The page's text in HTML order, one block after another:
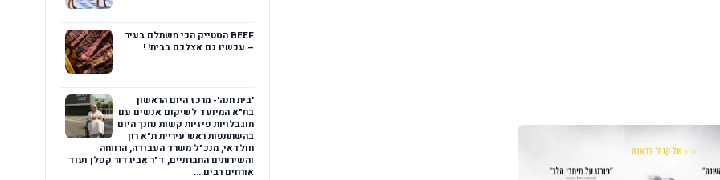
BEEF הסטייק הכי משתלם בעיר
– עכשיו גם אצלכם בבית! !
'בית חנה'- מרכז היום הראשון
בת"א המיועד לשיקום אנשים עם
מוגבלויות פיזיות קשות נחנך היום
בהשתתפות ראש עיריית ת"א רון
חולדאי, מנכ"ל משרד העבודה, הרווחה
והשירותים החברתיים, ד"ר אביגדור קפלן ועוד
אורחים רבים....